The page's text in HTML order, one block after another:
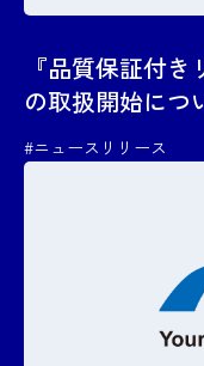
『品質保証付
の取扱開始につ
#ニュースリリース